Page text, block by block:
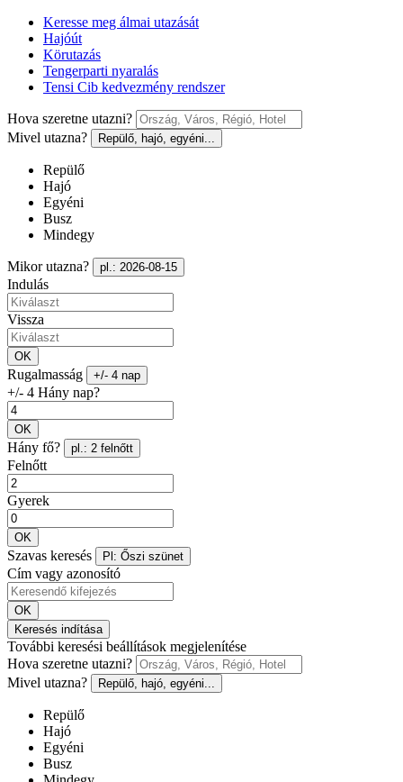
Keresse meg álmai utazását
Hajóút
Körutazás
Tengerparti nyaralás
Tensi Cib kedvezmény rendszer
Hova szeretne utazni?
Mivel utazna?
Repülő, hajó, egyéni...
Repülő
Hajó
Egyéni
Busz
Mindegy
Mikor utazna? pl.: 2026-08-15
Indulás
Vissza
OK
Rugalmasság +/- 4 nap
+/- 4 Hány nap?
OK
Hány fő? pl.: 2 felnőtt
Felnőtt
Gyerek
OK
Szavas keresés Pl: Őszi szünet
Cím vagy azonosító
OK
Keresés indítása
További keresési beállítások megjelenítése
Hova szeretne utazni?
Mivel utazna?
Repülő, hajó, egyéni...
Repülő
Hajó
Egyéni
Busz